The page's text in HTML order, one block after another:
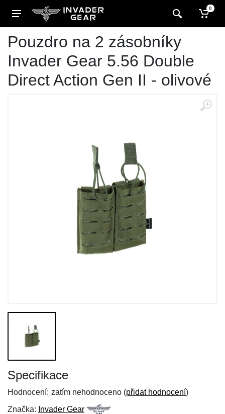
0
Pouzdro na 2 zásobníky
Invader Gear 5.56 Double
Direct Action Gen II - olivové
Specifikace
Hodnocení: zatím nehodnoceno (přidat hodnocení)
Značka: Invader Gear